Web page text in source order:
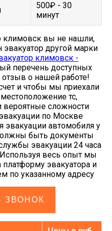
500₽ - 30
минут
климовск вы не нашли,
другой марки
климовск -
перечень доступных
отзыв о нашей работе!
и чтобы мы приехали
тс,
сложности
по Москве
эвакуации автомобиля у
быть документы
эвакуации 24 часа
весь опыт мы
платформу эвакуатора и
по указанному адресу
ЗВОНОК